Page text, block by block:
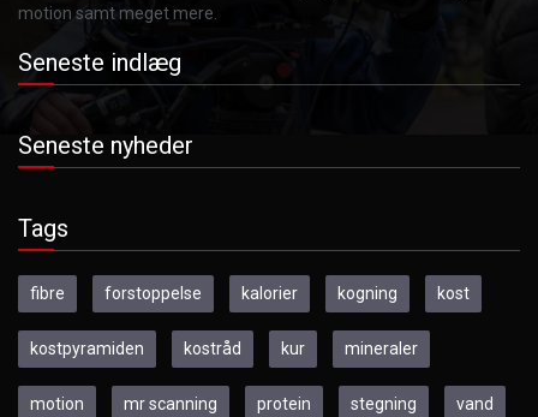
motion samt meget mere.
Seneste indlæg
Seneste nyheder
Tags
fibre forstoppelse kalorier kogning kost
kostpyramiden kostråd kur mineraler
motion mr scanning protein stegning vand